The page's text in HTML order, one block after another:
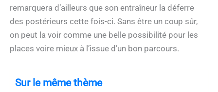
remarquera d’ailleurs que son entraîneur la déferre
des postérieurs cette fois-ci. Sans être un coup sûr,
on peut la voir comme une belle possibilité pour les
places voire mieux à l’issue d’un bon parcours.
Sur le même thème